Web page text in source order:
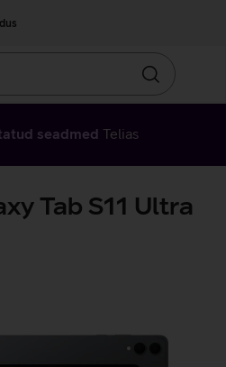
Otsin
seadmed Telias
Tab S11 Ultra